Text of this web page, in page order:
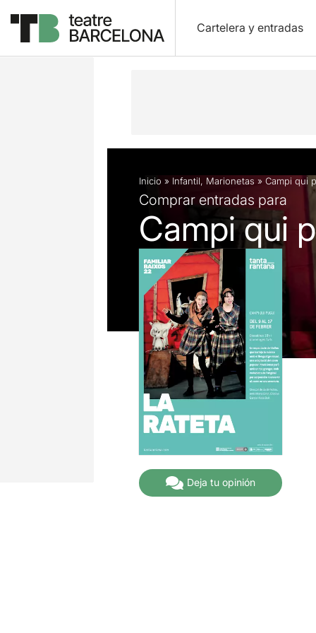
Cartelera y entradas
Descripción Ficha artística Fotos
Inicio » Infantil, Marionetas » Campi qui
Comprar entradas para
Campi qui
Deja tu opinión